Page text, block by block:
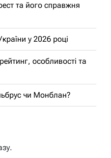
та його справжня
у 2026 році
особливості та
чи Монблан?